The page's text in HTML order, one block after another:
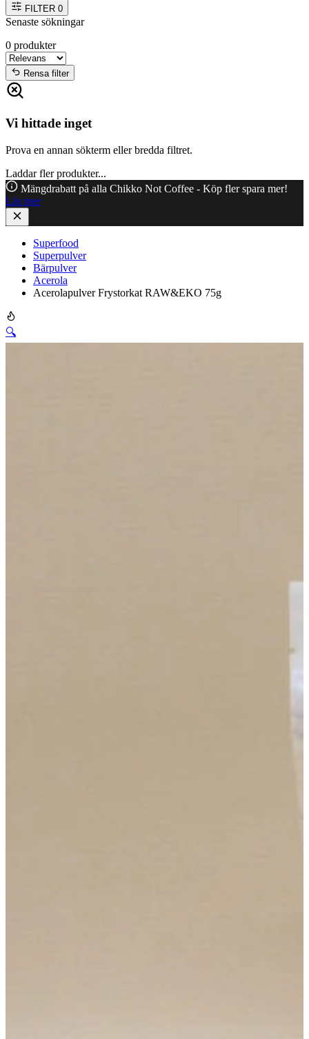
FILTER 0
Senaste sökningar
0 produkter
Rensa filter
Vi hittade inget
Prova en annan sökterm eller bredda filtret.
Laddar fler produkter...
Mängdrabatt på alla Chikko Not Coffee - Köp fler spara mer!
Läs mer
Superfood
Superpulver
Bärpulver
Acerola
Acerolapulver Frystorkat RAW&EKO 75g
🔍